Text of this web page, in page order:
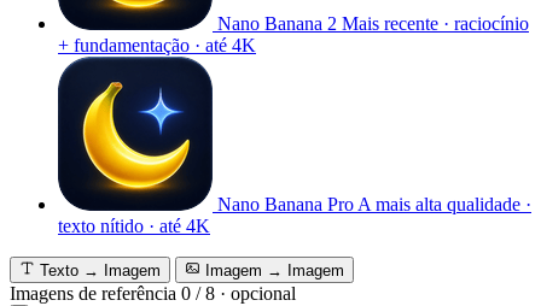
Nano Banana 2 Mais recente · raciocínio
+ fundamentação · até 4K
Nano Banana Pro A mais alta qualidade ·
texto nítido · até 4K
Texto → Imagem Imagem → Imagem
Imagens de referência 0 /8 · opcional